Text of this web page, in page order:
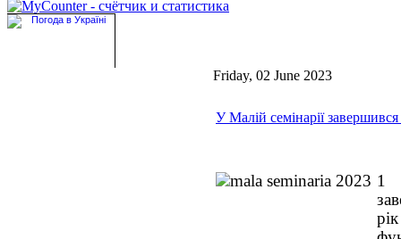
Friday, 02 June 2023
У Малій семінарії
1